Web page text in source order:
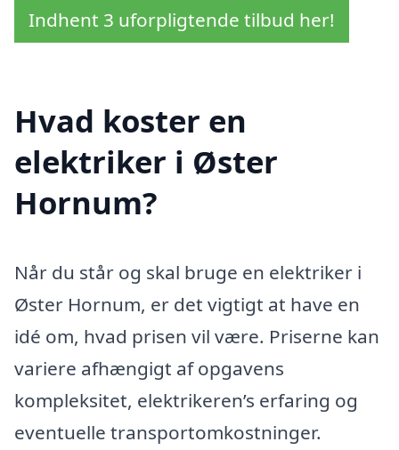
Indhent 3 uforpligtende tilbud her!
Hvad koster en
elektriker i Øster
Hornum?
Når du står og skal bruge en elektriker i
Øster Hornum, er det vigtigt at have en
idé om, hvad prisen vil være. Priserne kan
variere afhængigt af opgavens
kompleksitet, elektrikeren’s erfaring og
eventuelle transportomkostninger.